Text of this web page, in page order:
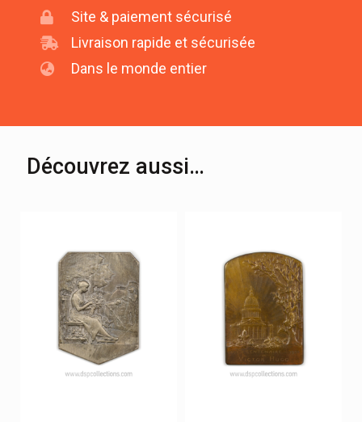
Site & paiement sécurisé
Livraison rapide et sécurisée
Dans le monde entier
Découvrez aussi…
Out Of Stock